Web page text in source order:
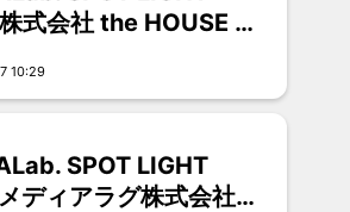
式会社 the HOUSE 代
利さん
10:29
SPOT LIGHT
ディアラグ株式会社